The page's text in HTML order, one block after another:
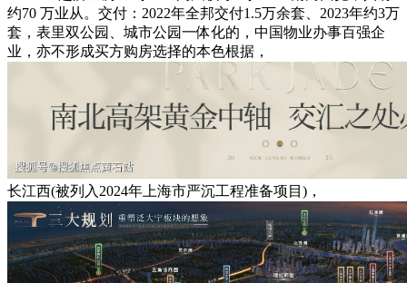
约70 万业从。交付：2022年全邦交付1.5万余套、2023年约3万
套，表里双公园、城市公园一体化的，中国物业办事百强企
业，亦不形成买方购房选择的本色根据，
长江西(被列入2024年上海市严沉工程准备项目)，